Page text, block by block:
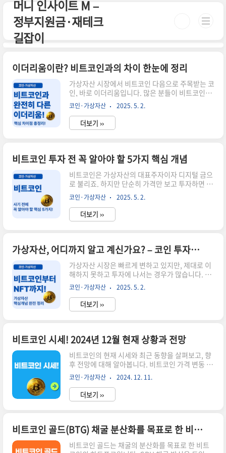
본문 바로가기
머니 인사이트 M –
정부지원금·재테크
길잡이
이더리움이란? 비트코인과의 차이 한눈에 정리
가상자산 시장에서 비트코인 다음으로 주목받는 코
인, 바로 이더리움입니다. 많은 분들이 비트코인과
비슷하다고 생각하지만, 이더리움은 '플랫폼'이라
는 점에서 전혀 다른 방향성을 갖고 있어요. 오늘은
두 자산의 근본적인 차이와 이더리움이 가진 기술
적 특징, 투자 시 유의할 점까지 풍부하게 정리해볼
계약 실행, 플랫폼최대 발행량21,000,000개무제
한 (연간 발행 한도 있음)합의 방식작업증명(PoW)
지분증명(PoS)계정 구조UTXO 기반계정/잔고 기
반스마트 계약불가능가능🧠 스마트 계약과 dApp
생태계이더리움의 핵심은 스마트 계약(Smart
Contract)입니다. 이는 사람이 개입하지 않아도 조
건만 충족되면 자동..
코인·가상자산 2025. 5. 2.
더보기 ››
비트코인 투자 전 꼭 알아야 할 5가지 핵심 개념
비트코인은 가상자산의 대표주자이자 디지털 금으
로 불리죠. 하지만 단순히 가격만 보고 투자하면 위
험할 수 있어요. 오늘은 비트코인에 투자하기 전 반
드시 알아야 할 핵심 개념 5가지를 실제 사례와 함
께 쉽게 정리해드릴게요.📌 1. 공급량은 한정되어
있다 (21만 개)비트코인은 총 발행량이 2,100만 개
날수록 가치가 상승할 수 있죠. 특히 금처럼 실물이
없지만 블록체인으로 기록된 고정 총량이 매력입니
다.📌 2. 반감기(Halving)는 왜 중요할까?약 4년
마다 비트코인 채굴 보상이 절반으로 줄어요. 이때
마다 공급이 줄어들고, 가격이 장기적으로 오르는
경향이 있습니다. 2024년에도 반감기가 있었고,
과거의 사..
코인·가상자산 2025. 5. 2.
더보기 ››
가상자산, 어디까지 알고 계신가요? – 코인 투자의 핵심 가이드 총정리
가상자산 시장은 빠르게 변하고 있지만, 제대로 이
해하지 못하고 투자에 나서는 경우가 많습니다. 이
글에서는 비트코인과 이더리움을 포함한 주요 코인
개념부터, 디파이(DeFi), NFT, CBDC 등 최근 주
목받는 트렌드까지 가상자산의 핵심 개념을 총정리
해드릴게요!📌 코인과 토큰의 차이코인: 자체 블록
스왑, 체인링크)💡 알아두면 좋은 핵심 용어디파이
(DeFi): 탈중앙화 금융 시스템. 중개자 없이 금융거
래 가능NFT: 대체 불가능한 토큰, 디지털 소유권을
증명CBDC: 중앙은행이 발행하는 디지털 화폐🔗
관련 코인 개념 더 알아보기 📌 비트코인 투자 전 꼭
알아야 할 핵심 개념 🔍 이더리움이란?..
코인·가상자산 2025. 5. 2.
더보기 ››
비트코인 시세! 2024년 12월 현재 상황과 전망
비트코인의 현재 시세와 최근 동향을 살펴보고, 향
후 전망에 대해 알아봅니다. 비트코인 가격 변동 요
인과 투자 시 주의사항도 함께 설명합니다.시간
이 없으신 분들은 아래 버튼으로 확인하세요!비트
코인 시세 바로가기!👆▼ 자세한 정보는 아래에서
계속 이어집니다! ▼ 비트코인 현재 시세2024년
다. 이는 지난 몇 개월 동안 상당한 상승을 보인 결
과입니다. 비트코인은 암호화폐 시장에서 가장 큰
시가총액을 차지하고 있으며, 전체 암호화폐 시장
코인·가상자산 2024. 12. 11.
더보기 ››
비트코인 골드(BTG) 채굴 분산화를 목표로 한 비트코인 하드포크
비트코인 골드는 채굴의 분산화를 목표로 한 비트